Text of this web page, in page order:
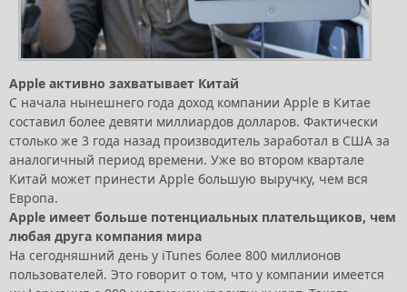
Apple активно захватывает Китай
С начала нынешнего года доход компании Apple в Китае
составил более девяти миллиардов долларов. Фактически
столько же 3 года назад производитель заработал в США за
аналогичный период времени. Уже во втором квартале
Китай может принести Apple большую выручку, чем вся
Европа.
Apple имеет больше потенциальных плательщиков, чем
любая друга компания мира
На сегодняшний день у iTunes более 800 миллионов
пользователей. Это говорит о том, что у компании имеется